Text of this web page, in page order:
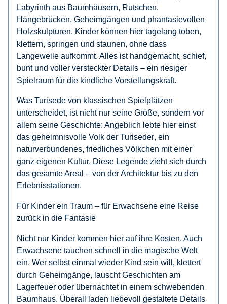
Labyrinth aus Baumhäusern, Rutschen,
Hängebrücken, Geheimgängen und phantasievollen
Holzskulpturen. Kinder können hier tagelang toben,
klettern, springen und staunen, ohne dass
Langeweile aufkommt. Alles ist handgemacht, schief,
bunt und voller versteckter Details – ein riesiger
Spielraum für die kindliche Vorstellungskraft.
Was Turisede von klassischen Spielplätzen
unterscheidet, ist nicht nur seine Größe, sondern vor
allem seine Geschichte: Angeblich lebte hier einst
das geheimnisvolle Volk der Turiseder, ein
naturverbundenes, friedliches Völkchen mit einer
ganz eigenen Kultur. Diese Legende zieht sich durch
das gesamte Areal – von der Architektur bis zu den
Erlebnisstationen.
Für Kinder ein Traum – für Erwachsene eine Reise
zurück in die Fantasie
Nicht nur Kinder kommen hier auf ihre Kosten. Auch
Erwachsene tauchen schnell in die magische Welt
ein. Wer selbst einmal wieder Kind sein will, klettert
durch Geheimgänge, lauscht Geschichten am
Lagerfeuer oder übernachtet in einem schwebenden
Baumhaus. Überall laden liebevoll gestaltete Details